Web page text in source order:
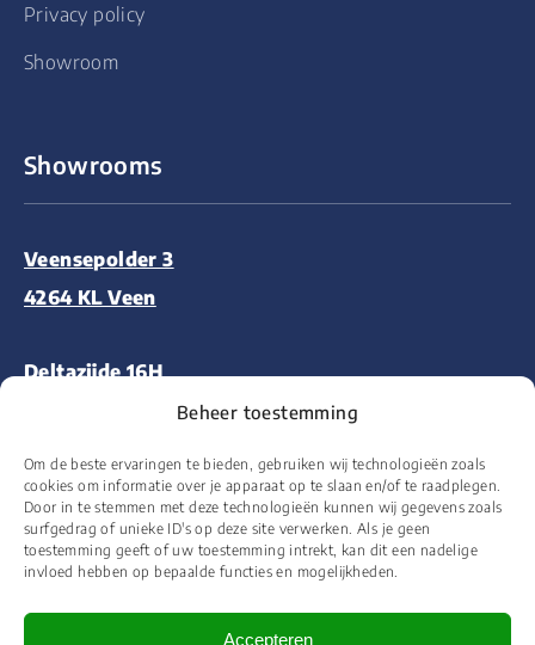
Beheer toestemming
Om de beste ervaringen te bieden, gebruiken wij technologieën zoals
cookies om informatie over je apparaat op te slaan en/of te raadplegen.
Door in te stemmen met deze technologieën kunnen wij gegevens zoals
surfgedrag of unieke ID's op deze site verwerken. Als je geen
toestemming geeft of uw toestemming intrekt, kan dit een nadelige
invloed hebben op bepaalde functies en mogelijkheden.
Accepteren
Privacy policy
Showroom
Showrooms
Veensepolder 3
4264 KL Veen
Deltazijde 16H
1261 ZM Blaricum
Aalsmeerderweg 227
1432 CM Aalsmeer